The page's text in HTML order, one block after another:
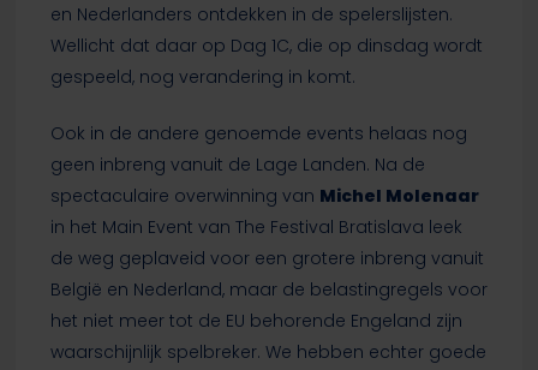
en Nederlanders ontdekken in de spelerslijsten.
Wellicht dat daar op Dag 1C, die op dinsdag wordt
gespeeld, nog verandering in komt.
Ook in de andere genoemde events helaas nog
geen inbreng vanuit de Lage Landen. Na de
spectaculaire overwinning van Michel Molenaar
in het Main Event van The Festival Bratislava leek
de weg geplaveid voor een grotere inbreng vanuit
België en Nederland, maar de belastingregels voor
het niet meer tot de EU behorende Engeland zijn
waarschijnlijk spelbreker. We hebben echter goede